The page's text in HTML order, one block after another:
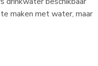
maken met water, maar